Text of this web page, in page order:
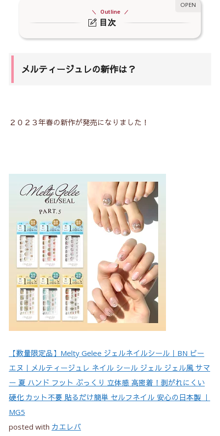
目次
Outline
3. メルティージュレの貼り方のコツ
3-3. ②爪の表面を拭きとる
⑤ドライヤーでシールを温める
3-7. ⑥空気が入らないようにシールを貼る
3-8. ⑦シールをしっかり押さえて密着させる
3-9. ⑧はみ出した部分はカット！
3-10. ⑨トップコートを塗る
3-11. ⑩貼った直後は濡らさないように！
4. 「メルティージュレ」オフの方法は？
5. 「メルティージュレ」の持ちはどのくらい？
5-2. トップコートなしだと1日で剥がれることも！
5-3. トップコートを塗りなおすとより長持ちに！
メルティージュレの新作は？
２０２３年春の新作が発売になりました！
【数量限定品】Melty Gelee ジェルネイルシール｜BN ビー
エヌ｜メルティージュレ ネイル シール ジェル ジェル風 サマ
ー 夏 ハンド フット ぷっくり 立体感 高密着！剥がれにくい
硬化 カット不要 貼るだけ簡単 セルフネイル 安心の日本製 ｜
MG5
posted with カエレバ